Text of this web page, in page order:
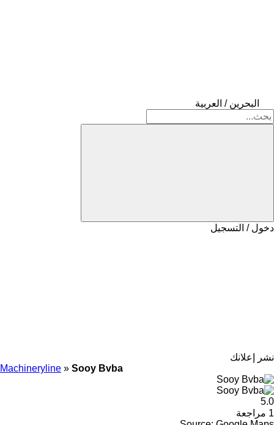
البحرين / العربية
دخول / التسجيل
نشر إعلانك
Machineryline » Sooy Bvba
5.0
1 مراجعة